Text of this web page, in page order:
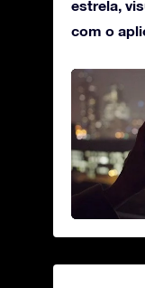
estrela,
com o